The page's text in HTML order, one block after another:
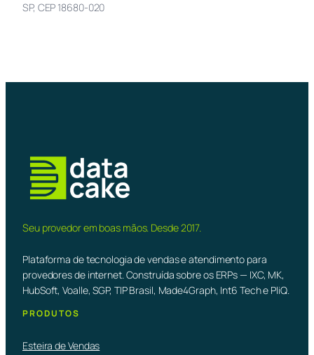
SP, CEP 18680-020
Seu provedor em boas mãos. Desde 2017.
Plataforma de tecnologia de vendas e atendimento para
provedores de internet. Construída sobre os ERPs — IXC, MK,
HubSoft, Voalle, SGP, TIP Brasil, Made4Graph, Int6 Tech e PliQ.
PRODUTOS
Esteira de Vendas